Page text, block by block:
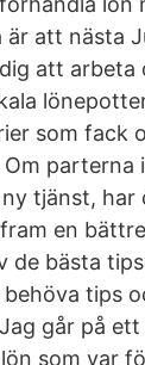
att nästa
att arbeta
som fack
parterna
tjänst, har
en
de bästa
tips
går på ett
som var